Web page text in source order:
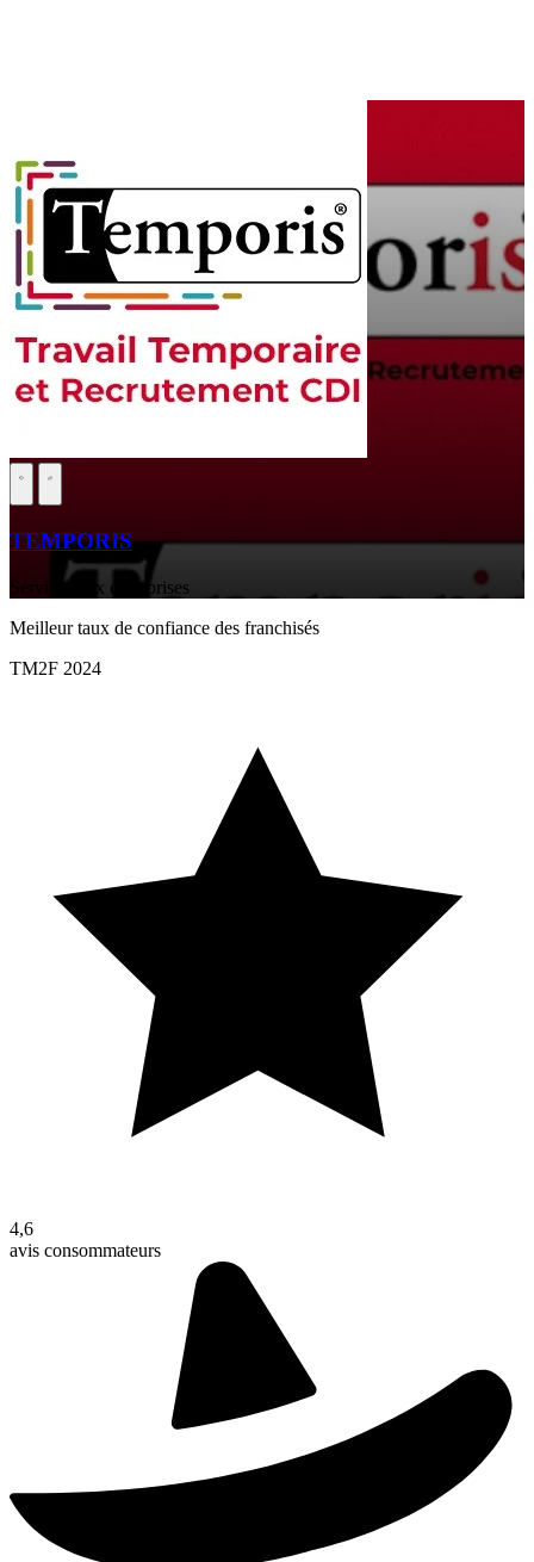
TEMPORIS
Services aux entreprises
Meilleur taux de confiance des franchisés
TM2F 2024
4,6
avis consommateurs